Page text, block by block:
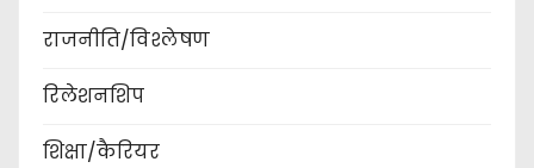
राजनीति/विश्लेषण
रिलेशनशिप
शिक्षा/कैरियर